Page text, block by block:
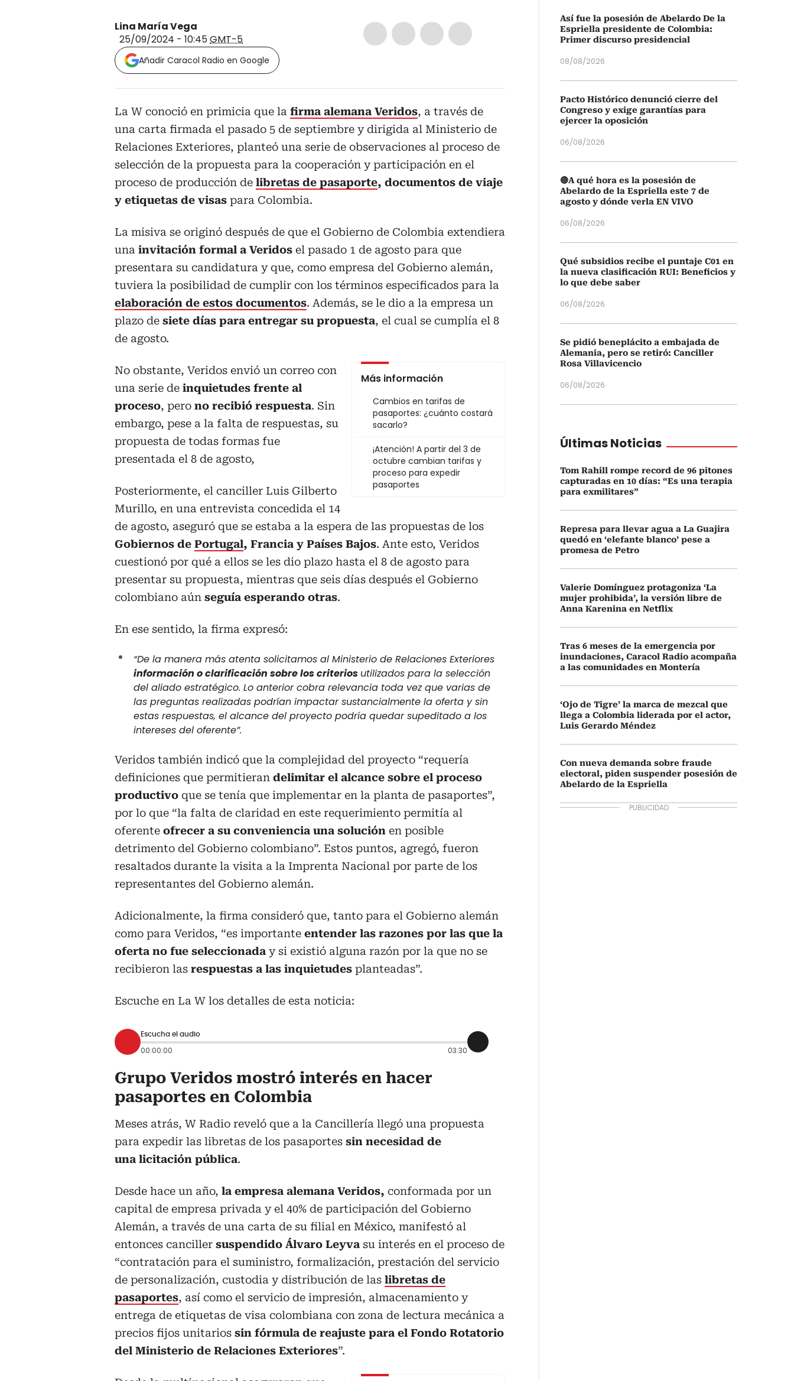
Lina María Vega
25/09/2024 - 10:45GMT-5
Añadir Caracol Radio en Google
La W conoció en primicia que la firma alemana Veridos, a través de
una carta firmada el pasado 5 de septiembre y dirigida al Ministerio de
Relaciones Exteriores, planteó una serie de observaciones al proceso de
selección de la propuesta para la cooperación y participación en el
proceso de producción de libretas de pasaporte, documentos de viaje
y etiquetas de visas para Colombia.
La misiva se originó después de que el Gobierno de Colombia extendiera
una invitación formal a Veridos el pasado 1 de agosto para que
presentara su candidatura y que, como empresa del Gobierno alemán,
tuviera la posibilidad de cumplir con los términos especificados para la
elaboración de estos documentos. Además, se le dio a la empresa un
plazo de siete días para entregar su propuesta, el cual se cumplía el 8
de agosto.
Más información
Cambios en tarifas de
pasaportes: ¿cuánto costará
sacarlo?
¡Atención! A partir del 3 de
octubre cambian tarifas y
proceso para expedir
pasaportes
No obstante, Veridos envió un correo con
una serie de inquietudes frente al
proceso, pero no recibió respuesta. Sin
embargo, pese a la falta de respuestas, su
propuesta de todas formas fue
presentada el 8 de agosto,
Posteriormente, el canciller Luis Gilberto
Murillo, en una entrevista concedida el 14
de agosto, aseguró que se estaba a la espera de las propuestas de los
Gobiernos de Portugal, Francia y Países Bajos. Ante esto, Veridos
cuestionó por qué a ellos se les dio plazo hasta el 8 de agosto para
presentar su propuesta, mientras que seis días después el Gobierno
colombiano aún seguía esperando otras.
En ese sentido, la firma expresó:
“De la manera más atenta solicitamos al Ministerio de Relaciones Exteriores
información o clarificación sobre los criterios utilizados para la selección
del aliado estratégico. Lo anterior cobra relevancia toda vez que varias de
las preguntas realizadas podrían impactar sustancialmente la oferta y sin
estas respuestas, el alcance del proyecto podría quedar supeditado a los
intereses del oferente”.
Veridos también indicó que la complejidad del proyecto “requería
definiciones que permitieran delimitar el alcance sobre el proceso
productivo que se tenía que implementar en la planta de pasaportes”,
por lo que “la falta de claridad en este requerimiento permitía al
oferente ofrecer a su conveniencia una solución en posible
detrimento del Gobierno colombiano”. Estos puntos, agregó, fueron
resaltados durante la visita a la Imprenta Nacional por parte de los
representantes del Gobierno alemán.
Adicionalmente, la firma consideró que, tanto para el Gobierno alemán
como para Veridos, “es importante entender las razones por las que la
oferta no fue seleccionada y si existió alguna razón por la que no se
recibieron las respuestas a las inquietudes planteadas”.
Escuche en La W los detalles de esta noticia:
Escucha el audio
00:00:00 03:30
Grupo Veridos mostró interés en hacer
pasaportes en Colombia
Meses atrás, W Radio reveló que a la Cancillería llegó una propuesta
para expedir las libretas de los pasaportes sin necesidad de
una licitación pública.
Desde hace un año, la empresa alemana Veridos, conformada por un
capital de empresa privada y el 40% de participación del Gobierno
Alemán, a través de una carta de su filial en México, manifestó al
entonces canciller suspendido Álvaro Leyva su interés en el proceso de
“contratación para el suministro, formalización, prestación del servicio
de personalización, custodia y distribución de las libretas de
pasaportes, así como el servicio de impresión, almacenamiento y
entrega de etiquetas de visa colombiana con zona de lectura mecánica a
precios fijos unitarios sin fórmula de reajuste para el Fondo Rotatorio
del Ministerio de Relaciones Exteriores”.
Así fue la posesión de Abelardo De la
Espriella presidente de Colombia:
Primer discurso presidencial
08/08/2026
Pacto Histórico denunció cierre del
Congreso y exige garantías para
ejercer la oposición
06/08/2026
🔴A qué hora es la posesión de
Abelardo de la Espriella este 7 de
agosto y dónde verla EN VIVO
06/08/2026
Qué subsidios recibe el puntaje C01 en
la nueva clasificación RUI: Beneficios y
lo que debe saber
06/08/2026
Se pidió beneplácito a embajada de
Alemania, pero se retiró: Canciller
Rosa Villavicencio
06/08/2026
Últimas Noticias
Tom Rahill rompe record de 96 pitones
capturadas en 10 días: “Es una terapia
para exmilitares”
Represa para llevar agua a La Guajira
quedó en ‘elefante blanco’ pese a
promesa de Petro
Valerie Domínguez protagoniza ‘La
mujer prohibida’, la versión libre de
Anna Karenina en Netflix
Tras 6 meses de la emergencia por
inundaciones, Caracol Radio acompaña
a las comunidades en Montería
‘Ojo de Tigre’ la marca de mezcal que
llega a Colombia liderada por el actor,
Luis Gerardo Méndez
Con nueva demanda sobre fraude
electoral, piden suspender posesión de
Abelardo de la Espriella